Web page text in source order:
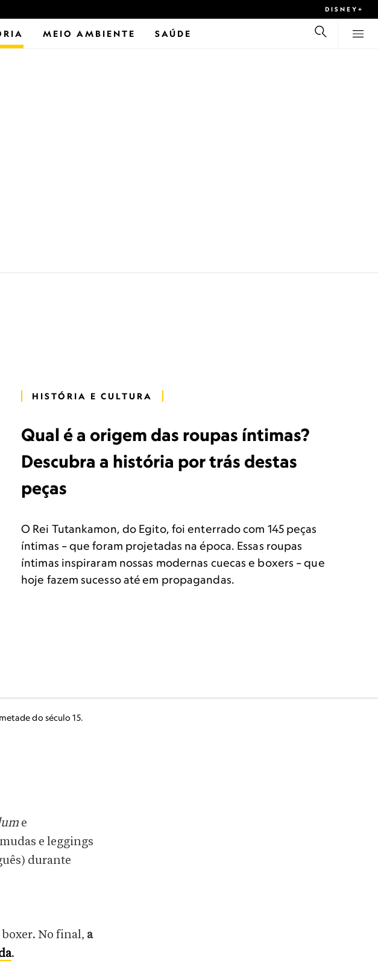
DISNEY+
MEIO AMBIENTE SAÚDE
HISTÓRIA E CULTURA
Qual é a origem das roupas íntimas?
Descubra a história por trás destas
peças
O Rei Tutankamon, do Egito, foi enterrado com 145 peças
íntimas – que foram projetadas na época. Essas roupas
íntimas inspiraram nossas modernas cuecas e boxers – que
hoje fazem sucesso até em propagandas.
do século 15.
e
e leggings
durante
boxer. No final, a
.